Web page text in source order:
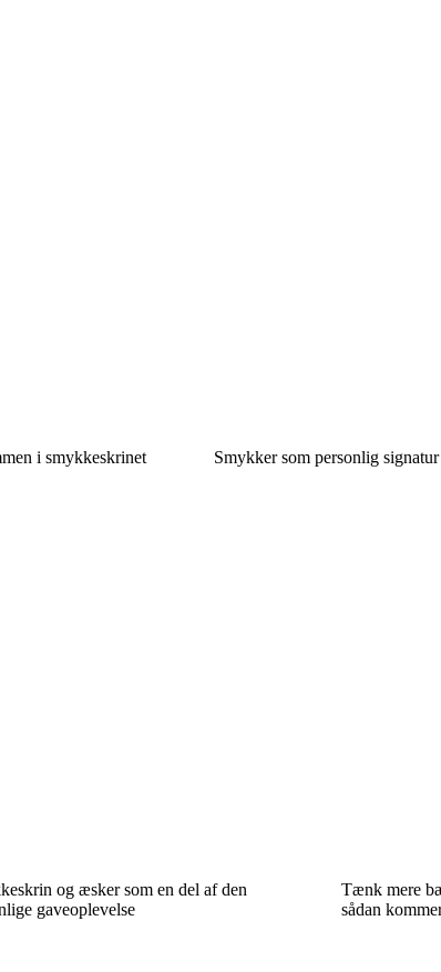
i smykkeskrinet Smykker som personlig
og æsker som en del af den
gaveoplevelse
Tænk mere
sådan